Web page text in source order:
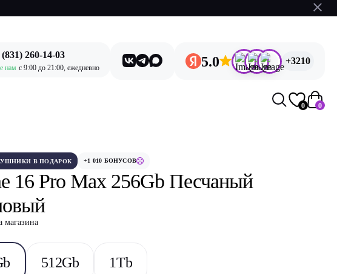
260-14-03
нам c 9:00 до 21:00, ежедневно 5.0 +3210
0 0
В ПОДАРОК +1 010 БОНУСОВ
16 Pro Max 256Gb Песчаный
магазина
512Gb 1Tb